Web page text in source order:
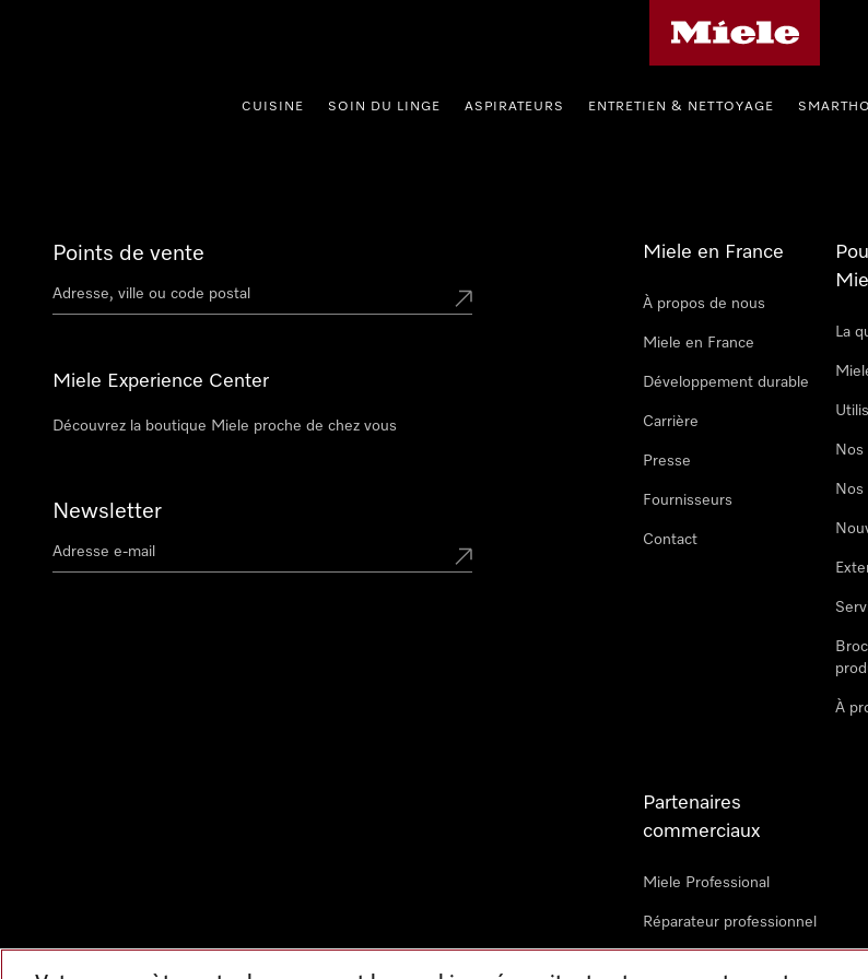
CUISINE SOIN DU LINGE ASPIRATEURS ENTRETIEN & NETTOYAGE
Points de vente
Miele Experience Center
Découvrez la boutique Miele proche de chez vous
Newsletter
Miele en France
À propos de nous
Miele en France
Développement durable
Carrière
Presse
Fournisseurs
Contact
La
Nos
Nos
À
Partenaires
commerciaux
Miele Professional
Réparateur professionnel